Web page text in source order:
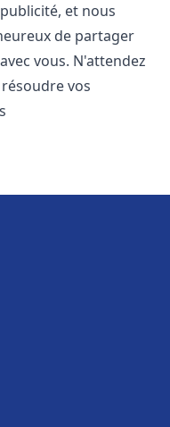
et nous
de partager
vous. N'attendez
vos